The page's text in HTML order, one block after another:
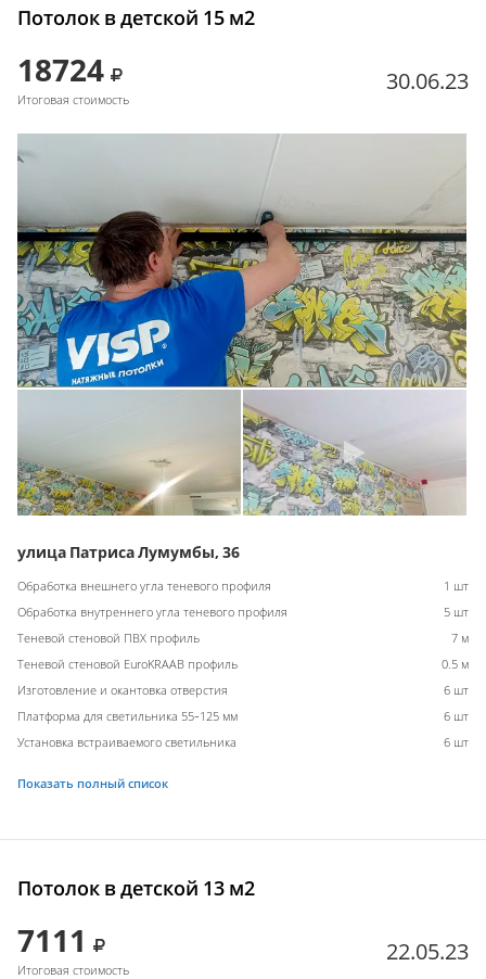
Потолок в детской 15 м2
18724
Итоговая стоимость
30.06.23
улица Патриса Лумумбы, 36
Обработка внешнего угла теневого профиля
1 шт
Обработка внутреннего угла теневого профиля
5 шт
Теневой стеновой ПВХ профиль
7 м
Теневой стеновой EuroKRAAB профиль
0.5 м
Изготовление и окантовка отверстия
6 шт
Платформа для светильника 55-125 мм
6 шт
Установка встраиваемого светильника
6 шт
Показать полный список
Потолок в детской 13 м2
7111
Итоговая стоимость
22.05.23